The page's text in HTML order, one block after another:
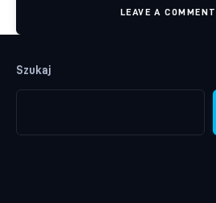
LEAVE A COMMENT
Szukaj